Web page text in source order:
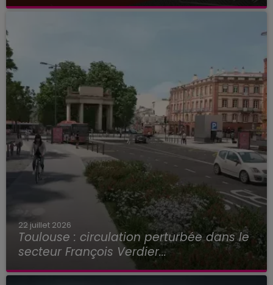
22 juillet 2026
Toulouse : circulation perturbée dans le
secteur François Verdier...